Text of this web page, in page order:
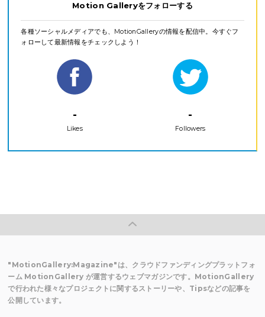
Motion Galleryをフォローする
各種ソーシャルメディアでも、MotionGalleryの情報を配信中。今すぐフ
ォローして最新情報をチェックしよう！
-
Likes
-
Followers
"MotionGallery:Magazine"は、クラウドファンディングプラットフォ
ーム MotionGallery が運営するウェブマガジンです。MotionGallery
で行われた様々なプロジェクトに関するストーリーや、Tipsなどの記事を
公開しています。